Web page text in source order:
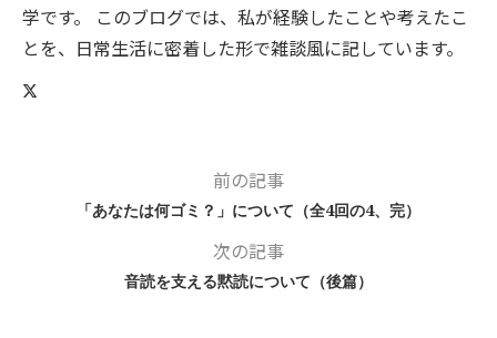
学です。 このブログでは、私が経験したことや考えたこ
とを、日常生活に密着した形で雑談風に記しています。
前の記事
「あなたは何ゴミ？」について（全4回の4、完）
次の記事
音読を支える黙読について（後篇）